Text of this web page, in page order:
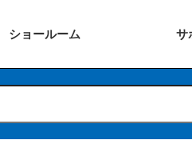
ショールーム サ